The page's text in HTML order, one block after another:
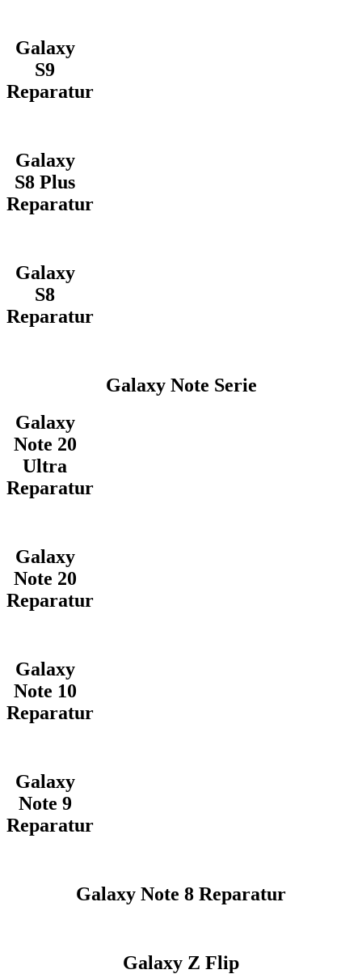
Galaxy
S9
Reparatur
Galaxy
S8 Plus
Reparatur
Galaxy
S8
Reparatur
Galaxy Note Serie
Galaxy
Note 20
Ultra
Reparatur
Galaxy
Note 20
Reparatur
Galaxy
Note 10
Reparatur
Galaxy
Note 9
Reparatur
Galaxy Note 8 Reparatur
Galaxy Z Flip